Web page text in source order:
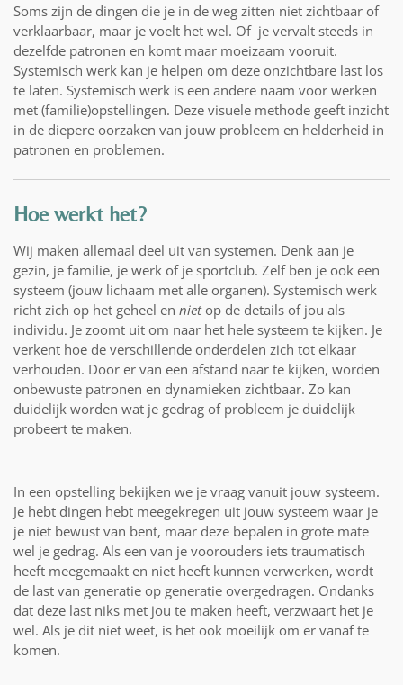
Soms zijn de dingen die je in de weg zitten niet zichtbaar of
verklaarbaar, maar je voelt het wel. Of je vervalt steeds in
dezelfde patronen en komt maar moeizaam vooruit.
Systemisch werk kan je helpen om deze onzichtbare last los
te laten. Systemisch werk is een andere naam voor werken
met (familie)opstellingen. Deze visuele methode geeft inzicht
in de diepere oorzaken van jouw probleem en helderheid in
patronen en problemen.
Hoe werkt het?
Wij maken allemaal deel uit van systemen. Denk aan je
gezin, je familie, je werk of je sportclub. Zelf ben je ook een
systeem (jouw lichaam met alle organen). Systemisch werk
richt zich op het geheel en nietop de details of jou als
individu. Je zoomt uit om naar het hele systeem te kijken. Je
verkent hoe de verschillende onderdelen zich tot elkaar
verhouden. Door er van een afstand naar te kijken, worden
onbewuste patronen en dynamieken zichtbaar. Zo kan
duidelijk worden wat je gedrag of probleem je duidelijk
probeert te maken.
In een opstelling bekijken we je vraag vanuit jouw systeem.
Je hebt dingen hebt meegekregen uit jouw systeem waar je
je niet bewust van bent, maar deze bepalen in grote mate
wel je gedrag. Als een van je voorouders iets traumatisch
heeft meegemaakt en niet heeft kunnen verwerken, wordt
de last van generatie op generatie overgedragen. Ondanks
dat deze last niks met jou te maken heeft, verzwaart het je
wel. Als je dit niet weet, is het ook moeilijk om er vanaf te
komen.